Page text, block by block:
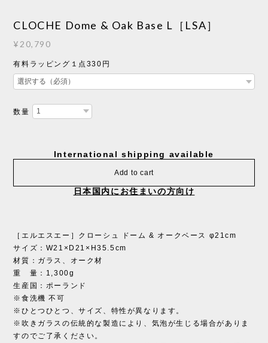
CLOCHE Dome & Oak Base L［LSA］
¥20,790
有料ラッピング１点330円
数量
International shipping available
Add to cart
日本国内にお住まいの方向け
［エルエスエー］クローシュ ドーム & オークベース φ21cm
サイズ：W21×D21×H35.5cm
材質：ガラス、オーク材
重 量：1,300g
生産国：ポーランド
※食洗機 不可
※ひとつひとつ、サイズ、特性が異なります。
※吹きガラスの伝統的な製造により、気泡が生じる場合がありま
すのでご了承ください。